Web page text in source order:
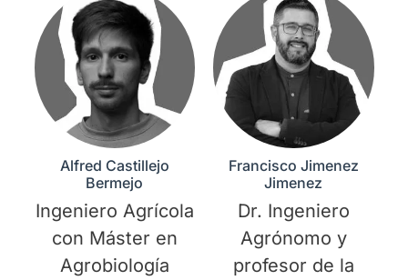
Alfred Castillejo
Bermejo
Ingeniero Agrícola
con Máster en
Agrobiología
Francisco Jimenez
Jimenez
Dr. Ingeniero
Agrónomo y
profesor de la